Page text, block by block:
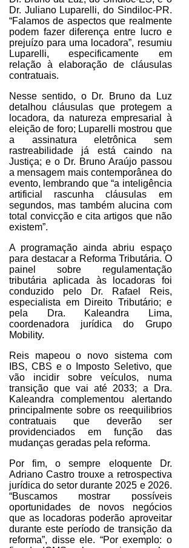
Dr. Juliano Luparelli, do Sindiloc-PR.
“Falamos de aspectos que realmente
podem fazer diferença entre lucro e
prejuízo para uma locadora”, resumiu
Luparelli, especificamente em
relação à elaboração de cláusulas
contratuais.
Nesse sentido, o Dr. Bruno da Luz
detalhou cláusulas que protegem a
locadora, da natureza empresarial à
eleição de foro; Luparelli mostrou que
a assinatura eletrônica sem
rastreabilidade já está caindo na
Justiça; e o Dr. Bruno Araújo passou
a mensagem mais contemporânea do
evento, lembrando que “a inteligência
artificial rascunha cláusulas em
segundos, mas também alucina com
total convicção e cita artigos que não
existem”.
A programação ainda abriu espaço
para destacar a Reforma Tributária. O
painel sobre regulamentação
tributária aplicada às locadoras foi
conduzido pelo Dr. Rafael Reis,
especialista em Direito Tributário; e
pela Dra. Kaleandra Lima,
coordenadora jurídica do Grupo
Mobility.
Reis mapeou o novo sistema com
IBS, CBS e o Imposto Seletivo, que
vão incidir sobre veículos, numa
transição que vai até 2033; a Dra.
Kaleandra complementou alertando
principalmente sobre os reequilibrios
contratuais que deverão ser
providenciados em função das
mudanças geradas pela reforma.
Por fim, o sempre eloquente Dr.
Adriano Castro trouxe a retrospectiva
jurídica do setor durante 2025 e 2026.
“Buscamos mostrar possíveis
oportunidades de novos negócios
que as locadoras poderão aproveitar
durante este período de transição da
reforma”, disse ele. “Por exemplo: o